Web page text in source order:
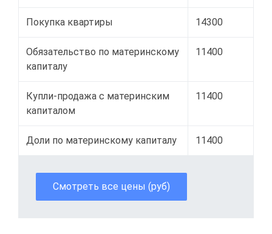
Покупка квартиры 14300
Обязательство по материнскому
капиталу
11400
Купли-продажа с материнским
капиталом
11400
Доли по материнскому капиталу 11400
Смотреть все цены (руб)